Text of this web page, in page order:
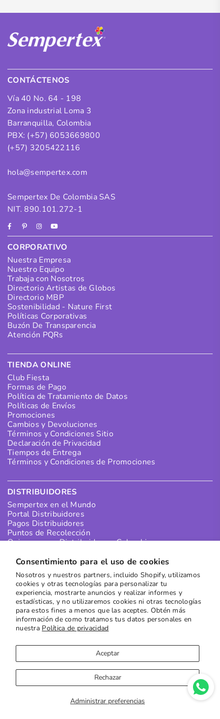
Consentimiento para el uso de cookies
Nosotros y nuestros partners, incluido Shopify, utilizamos
cookies y otras tecnologías para personalizar tu
experiencia, mostrarte anuncios y realizar informes y
estadísticas, y no utilizaremos cookies ni otras tecnologías
para estos fines a menos que las aceptes. Obtén más
información de como tratamos tus datos personales en
nuestra Política de privacidad
Administrar preferencias
Aceptar
Rechazar
CONTÁCTENOS
Vía 40 No. 64 - 198
Zona industrial Loma 3
Barranquilla, Colombia
PBX: (+57) 6053669800
(+57) 3205422116
hola@sempertex.com
Sempertex De Colombia SAS
NIT. 890.101.272-1
FacebookPinterestInstagram
YouTube
CORPORATIVO
Nuestra Empresa
Nuestro Equipo
Trabaja con Nosotros
Directorio Artistas de Globos
Directorio MBP
Sostenibilidad - Nature First
Políticas Corporativas
Buzón De Transparencia
Atención PQRs
TIENDA ONLINE
Club Fiesta
Formas de Pago
Política de Tratamiento de Datos
Políticas de Envíos
Promociones
Cambios y Devoluciones
Términos y Condiciones Sitio
Declaración de Privacidad
Tiempos de Entrega
Términos y Condiciones de Promociones
DISTRIBUIDORES
Sempertex en el Mundo
Portal Distribuidores
Pagos Distribuidores
Puntos de Recolección
Quiero ser un Distribuidor en Colombia
SUSCRÍBETE A NUESTRO NEWSLETTER
Recibe las mejores ofertas directamente en tu buzón
Suscribirse
Copyright © 2023Sempertex| Sitio porMoxie Digital